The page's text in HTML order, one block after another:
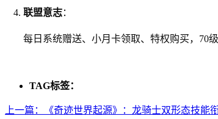
联盟意志：
每日系统赠送、小月卡领取、特权购买，70
TAG标签：
上一篇： 《奇迹世界起源》：龙骑士双形态技能